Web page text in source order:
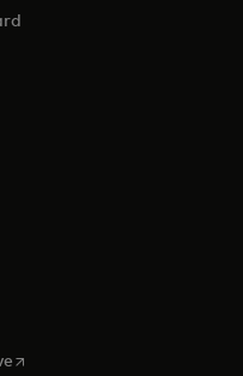
onglet
nouvel onglet
un nouvel onglet
dans un nouvel onglet
s’ouvre dans un nouvel